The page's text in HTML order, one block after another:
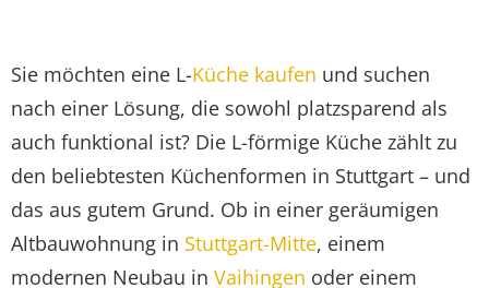
Sie möchten eine L-Küche kaufen und suchen
nach einer Lösung, die sowohl platzsparend als
auch funktional ist? Die L-förmige Küche zählt zu
den beliebtesten Küchenformen in Stuttgart – und
das aus gutem Grund. Ob in einer geräumigen
Altbauwohnung in Stuttgart-Mitte, einem
modernen Neubau in Vaihingen oder einem